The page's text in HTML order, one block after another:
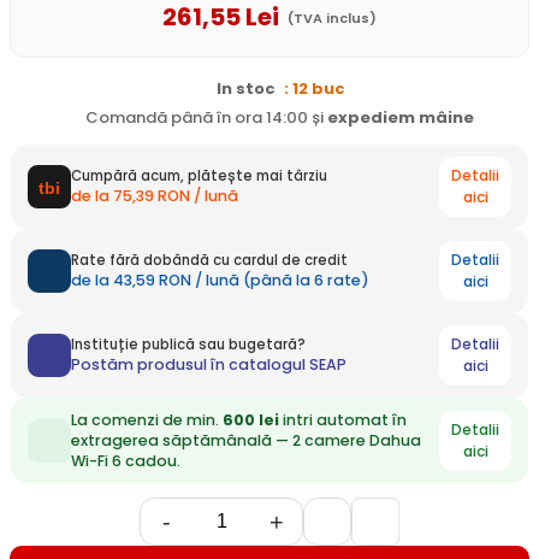
261,55Lei (TVA inclus)
In stoc : 12 buc
Comandă până în ora 14:00 și expediem mâine
Cumpără acum, plătește mai târziu
de la 75,39 RON / lună
Detalii
aici
Rate fără dobândă cu cardul de credit
de la 43,59 RON / lună (până la 6 rate)
Detalii
aici
Instituție publică sau bugetară?
Postăm produsul în catalogul SEAP
Detalii
aici
La comenzi de min. 600 leiintri automat în
extragerea săptămânală — 2 camere Dahua
Wi-Fi 6 cadou.
Detalii
aici
- +